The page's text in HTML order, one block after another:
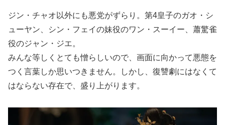
ジン・チャオ以外にも悪党がずらり。第4皇子のガオ・シ
ューヤン、シン・フェイの妹役のワン・スーイー、蕭驚雀
役のジャン・ジエ。
みんな等しくとても憎らしいので、画面に向かって悪態を
つく言葉しか思いつきません。しかし、復讐劇にはなくて
はならない存在で、盛り上がります。